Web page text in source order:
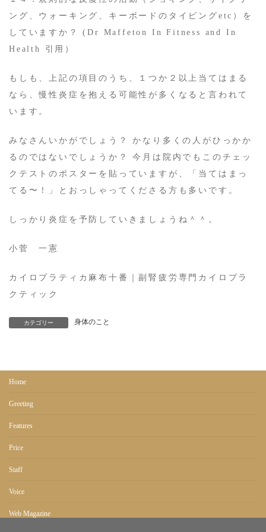
ング、ウォーキング、キーボードのタイピングetc）を
していますか？ (Dr Maffeton In Fitness and In
Health 引用）
もしも、上記の項目のうち、１つか２以上当てはまる
なら、慢性炎症を抱える可能性が多くなると言われて
います。
みなさんいかがでしょう？ かなり多くの人がひっかか
るのではないでしょうか？ 今月は院内でもこのチェッ
クテストのポスターを貼っていますが、「当てはまっ
てる〜！」とおっしゃってくださる方も多いです。
しっかり炎症を予防していきましょうね＾＾。
小菅 一憲
カイロプラティカ麻布十番｜副腎疲労専門カイロプラ
クティック
カテゴリー 身体のこと
Home
Greeting
Features
Price
Staff
Voice
Web Magazine